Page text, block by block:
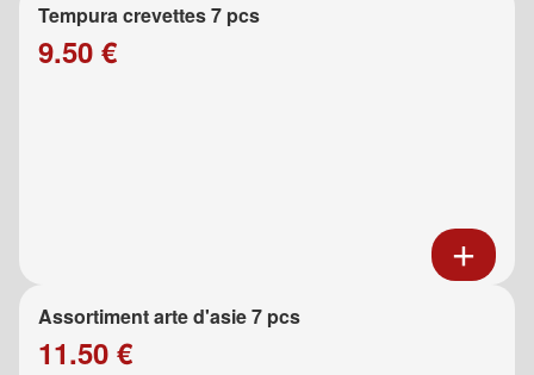
Tempura crevettes 7 pcs
9.50 €
Assortiment arte d'asie 7 pcs
11.50 €